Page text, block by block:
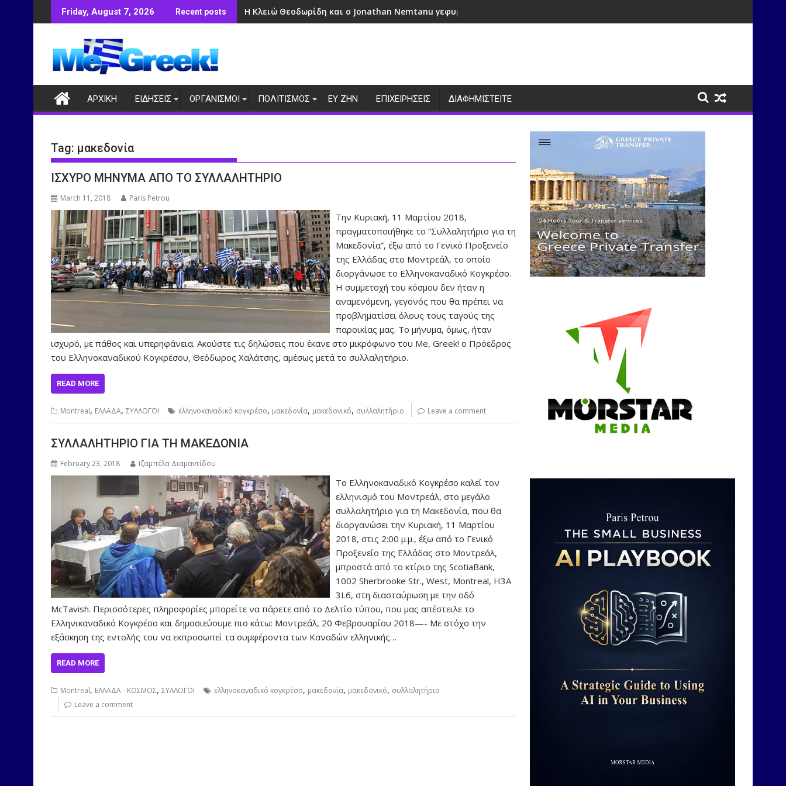
to
Friday, August 7, 2026 Recent posts Η Κλειώ Θεοδωρίδη και ο Jonathan Nemtanu γεφυρώνουν πολιτισμούς μέσα από τη μουσική
ΑΡΧΙΚΗ ΕΙΔΗΣΕΙΣ ΟΡΓΑΝΙΣΜΟΙ ΠΟΛΙΤΙΣΜΟΣ ΕΥ ΖΗΝ ΕΠΙΧΕΙΡΗΣΕΙΣ ΔΙΑΦΗΜΙΣΤΕΙΤΕ
Tag: μακεδονία
ΙΣΧΥΡΟ ΜΗΝΥΜΑ ΑΠΟ ΤΟ ΣΥΛΛΑΛΗΤΗΡΙΟ
March 11, 2018 Paris Petrou
Την Κυριακή, 11 Μαρτίου 2018,
πραγματοποιήθηκε το “Συλλαλητήριο για τη
Μακεδονία”, έξω από το Γενικό Προξενείο
της Ελλάδας στο Μοντρεάλ, το οποίο
διοργάνωσε το Ελληνοκαναδικό Κογκρέσο.
Η συμμετοχή του κόσμου δεν ήταν η
αναμενόμενη, γεγονός που θα πρέπει να
προβληματίσει όλους τους ταγούς της
παροικίας μας. Το μήνυμα, όμως, ήταν
ισχυρό, με πάθος και υπερηφάνεια. Ακούστε τις δηλώσεις που έκανε στο μικρόφωνο του Me, Greek! ο Πρόεδρος
του Ελληνοκαναδικού Κογκρέσου, Θεόδωρος Χαλάτσης, αμέσως μετά το συλλαλητήριο.
READ MORE
Montreal, ΕΛΛΑΔΑ, ΣΥΛΛΟΓΟΙ ελληνοκαναδικό κογκρέσο, μακεδονία, μακεδονικό, συλλαλητήριο Leave a comment
ΣΥΛΛΑΛΗΤΗΡΙΟ ΓΙΑ ΤΗ ΜΑΚΕΔΟΝΙΑ
February 23, 2018 Ιζαμπέλα Διαμαντίδου
Το Ελληνοκαναδικό Κογκρέσο καλεί τον
ελληνισμό του Μοντρεάλ, στο μεγάλο
συλλαλητήριο για τη Μακεδονία, που θα
διοργανώσει την Κυριακή, 11 Μαρτίου
2018, στις 2:00 μ.μ., έξω από το Γενικό
Προξενείο της Ελλάδας στο Μοντρεάλ,
μπροστά από το κτίριο της ScotiaBank,
1002 Sherbrooke Str., West, Montreal, H3A
3L6, στη διασταύρωση με την οδό
McTavish. Περισσότερες πληροφορίες μπορείτε να πάρετε από το Δελτίο τύπου, που μας απέστειλε το
Ελληνικαναδικό Κογκρέσο και δημοσιεύουμε πιο κάτω: Μοντρεάλ, 20 Φεβρουαρίου 2018—- Με στόχο την
εξάσκηση της εντολής του να εκπροσωπεί τα συμφέροντα των Καναδών ελληνικής…
READ MORE
Montreal, ΕΛΛΑΔΑ - ΚΟΣΜΟΣ, ΣΥΛΛΟΓΟΙ ελληνοκαναδικό κογκρέσο, μακεδονία, μακεδονικό, συλλαλητήριο
Leave a comment